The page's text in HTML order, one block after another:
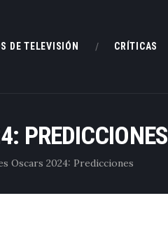
DE TELEVISIÓN CRÍTICAS
PREDICCIONES
Oscars 2024: Predicciones